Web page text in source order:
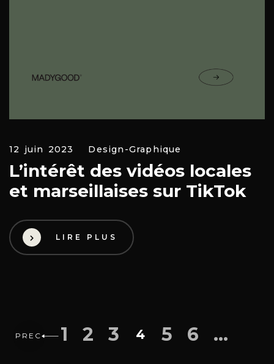
12 juin 2023 Design-Graphique
L’intérêt des vidéos locales
et marseillaises sur TikTok
LIRE PLUS
PREC 1 2 3 4 5 6
…